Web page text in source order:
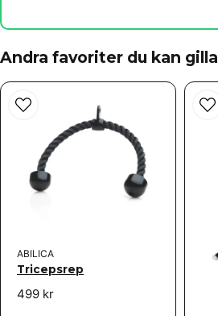
Mejladress
Ja, ni får publicera min fråga
Andra favoriter du kan gilla
ABILICA
Tricepsrep
499 kr